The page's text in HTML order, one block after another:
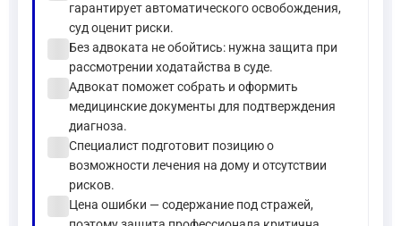
гарантирует автоматического освобождения,
суд оценит риски.
Без адвоката не обойтись: нужна защита при
рассмотрении ходатайства в суде.
Адвокат поможет собрать и оформить
медицинские документы для подтверждения
диагноза.
Специалист подготовит позицию о
возможности лечения на дому и отсутствии
рисков.
Цена ошибки — содержание под стражей,